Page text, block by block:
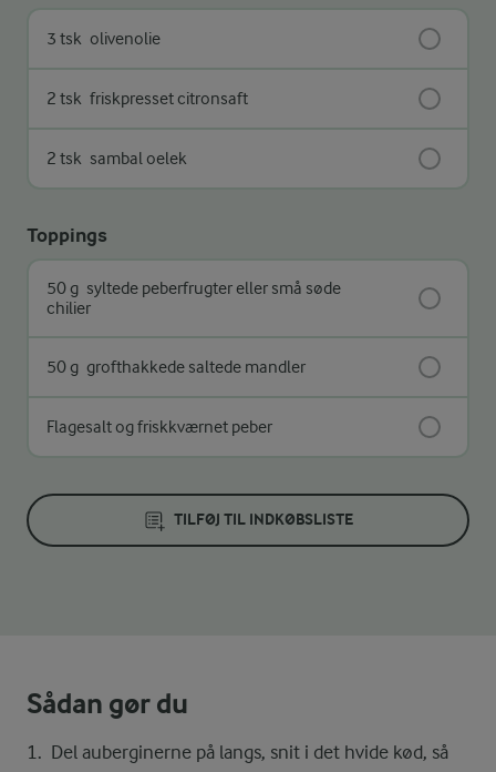
3 tsk olivenolie
2 tsk friskpresset citronsaft
2 tsk sambal oelek
Toppings
50 g syltede peberfrugter eller små søde
chilier
50 g grofthakkede saltede mandler
Flagesalt og friskkværnet peber
TILFØJ TIL INDKØBSLISTE
Sådan gør du
Del auberginerne på langs, snit i det hvide kød, så